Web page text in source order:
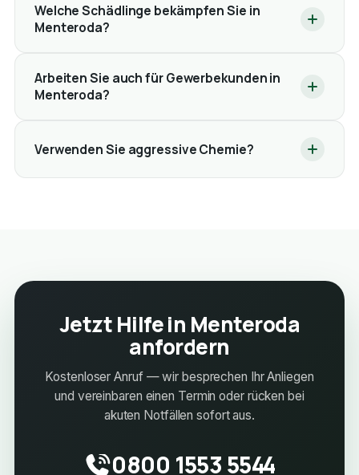
Welche Schädlinge bekämpfen Sie in
Menteroda?
Arbeiten Sie auch für Gewerbekunden in
Menteroda?
Verwenden Sie aggressive Chemie?
Jetzt Hilfe in Menteroda
anfordern
Kostenloser Anruf — wir besprechen Ihr Anliegen
und vereinbaren einen Termin oder rücken bei
akuten Notfällen sofort aus.
0800 1553 5544